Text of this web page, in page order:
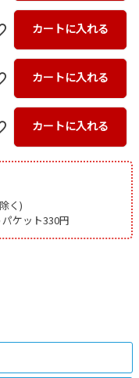
カートに入れる
カートに入れる
カートに入れる
く)
ケット330円